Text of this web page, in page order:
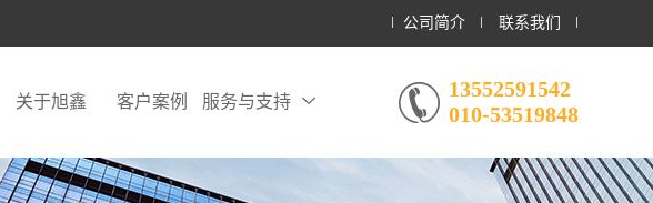
公司简介 联系我们
关于旭鑫 客户案例 服务与支持
13552591542
010-53519848